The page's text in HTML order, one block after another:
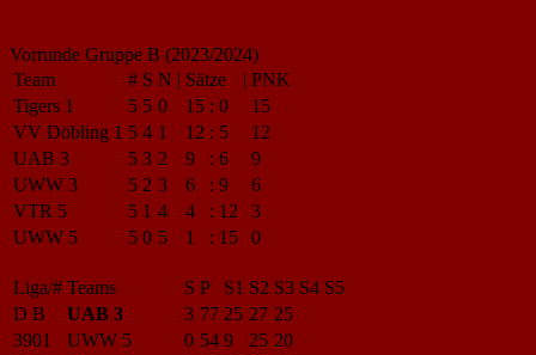
Vorrunde Gruppe B (2023/2024)
Team
# S N | Sätze | PNK
Tigers 1
5 5 0 15 : 0
15
VV Döbling 1 5 4 1 12 : 5
12
UAB 3
5 3 2 9 : 6
9
UWW 3
5 2 3 6 : 9
6
VTR 5
5 1 4 4 : 12
3
UWW 5
5 0 5 1 : 15 0
Liga/# Teams S P S1 S2 S3 S4 S5
D B
UAB 3 3 77 25 27 25
3901
UWW 5 0 54 9 25 20